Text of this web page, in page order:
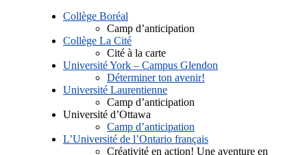
Collège Boréal
Camp d’anticipation
Collège La Cité
Cité à la carte
Université York – Campus Glendon
Déterminer ton avenir!
Université Laurentienne
Camp d’anticipation
Université d’Ottawa
Camp d’anticipation
L’Université de l’Ontario français
Créativité en action! Une aventure en